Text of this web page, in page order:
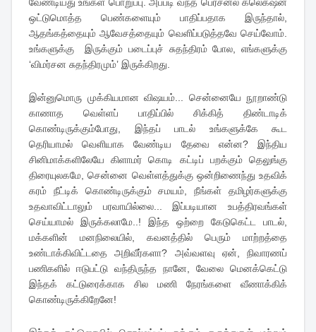
ஒட்டுமொத்த பெண்களையும் பாதிப்பதாக இருந்தால்,
ஆதங்கத்தையும் ஆவேசத்தையும் வெளிப்படுத்தவே செய்வோம்.
உங்களுக்கு இருக்கும் படைப்புச் சுதந்திரம் போல, எங்களுக்கு
‘விமர்சன சுதந்திரமும்’ இருக்கிறது.
இன்னுமொரு முக்கியமான விஷயம்... சென்னையே நூறாண்டு
காணாத வெள்ளப் பாதிப்பில் சிக்கித் திண்டாடிக்
கொண்டிருக்கும்போது, இந்தப் பாடல் உங்களுக்கே கூட
தெரியாமல் வெளியாக வேண்டிய தேவை என்ன? இந்திய
சினிமாக்களிலேயே கிளாமர் கொடி கட்டிப் பறக்கும் தெலுங்கு
திரையுலகமே, சென்னை வெள்ளத்துக்கு ஒன்றிணைந்து உதவிக்
கரம் நீட்டிக் கொண்டிருக்கும் சமயம், நீங்கள் தமிழர்களுக்கு
உதவாவிட்டாலும் பரவாயில்லை... இப்படியான உபத்திரவங்கள்
செய்யாமல் இருக்கலாமே..! இந்த ஒற்றை கேடுகெட்ட பாடல்,
மக்களின் மனநிலையில், கவனத்தில் பெரும் மாற்றத்தை
உண்டாக்கிவிட்டதை அறிவீர்களா? அவ்வளவு ஏன், நிவாரணப்
பணிகளில் ஈடுபட்டு வந்திருந்த நானே, வேலை மெனக்கெட்டு
இந்தக் கட்டுரைக்காக சில மணி நேரங்களை வீணாக்கிக்
கொண்டிருக்கிறேனே!